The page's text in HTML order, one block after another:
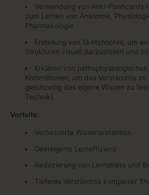
Verwendung von Anki-Flashcards
zum Lernen von Anatomie,
Pharmakologie.
Erstellung von Sketchnotes, um
Strukturen visuell darzustellen und zu
Erklären von
Kommilitonen, um das Verständnis
gleichzeitig das eigene Wissen zu
Technik).
Vorteile:
Verbesserte Wissensretention
Gesteigerte Lerneffizienz
Reduzierung von Lernstress und
Tieferes Verständnis komplexer